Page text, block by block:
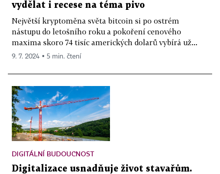
vydělat i recese na téma pivo
Největší kryptoměna světa bitcoin si po ostrém
nástupu do letošního roku a pokoření cenového
maxima skoro 74 tisíc amerických dolarů vybírá už...
9. 7. 2024 ▪ 5 min. čtení
DIGITÁLNÍ BUDOUCNOST
Digitalizace usnadňuje život stavařům.